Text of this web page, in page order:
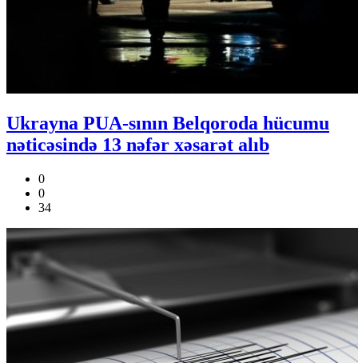
Ukrayna PUA-sının Belqoroda hücumu
nəticəsində 13 nəfər xəsarət alıb
0
0
34